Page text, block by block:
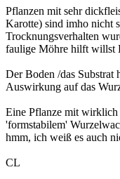
Pflanzen mit sehr
Karotte) sind imho nicht
Trocknungsverhalten
faulige Möhre hilft willst
Der Boden /das Substrat
Auswirkung auf das
Eine Pflanze mit wirklich
'formstabilem'
hmm, ich weiß es auch
CL